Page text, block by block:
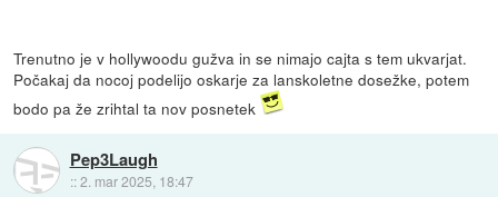
Trenutno je v hollywoodu gužva in se nimajo cajta s tem ukvarjat.
Počakaj da nocoj podelijo oskarje za lanskoletne dosežke, potem
bodo pa že zrihtal ta nov posnetek
Pep3Laugh
::2. mar 2025, 18:47